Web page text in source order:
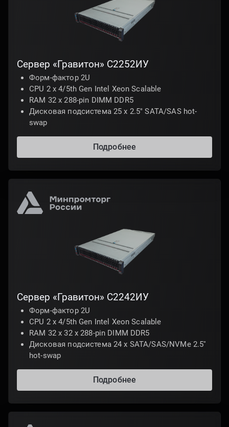
Сервер «Гравитон» С2252ИУ
Форм-фактор 2U
CPU 2 x 4/5th Gen Intel Xeon Scalable
RAM 32 x 288-pin DIMM DDR5
Дисковая подсистема 25 х 2.5" SATA/SAS hot-
swap
Подробнее
Сервер «Гравитон» С2242ИУ
Форм-фактор 2U
CPU 2 x 4/5th Gen Intel Xeon Scalable
RAM 32 x 32 x 288-pin DIMM DDR5
Дисковая подсистема 24 x SATA/SAS/NVMe 2.5''
hot-swap
Подробнее